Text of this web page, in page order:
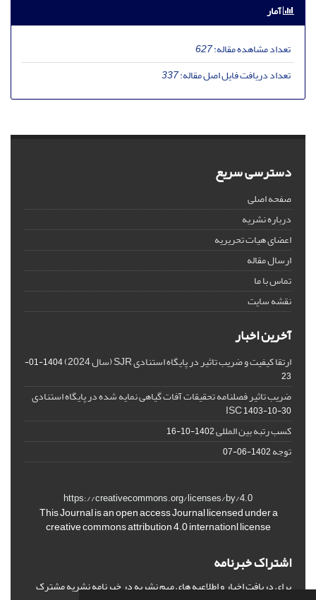
آمار
تعداد مشاهده مقاله:627
تعداد دریافت فایل اصل مقاله:337
دسترسی سریع
صفحه اصلی
درباره نشریه
اعضای هیات تحریریه
ارسال مقاله
تماس با ما
نقشه سایت
آخرین اخبار
ارتقا کیفیت و ضریب تاثیر در پایگاه استنادی SJR (سال 2024)
1404-01-
23
ضریب تاثیر فصلنامه تحقیقات آفات گیاهی نمایه شده در پایگاه استنادی
ISC1403-10-30
کسب رتبه بین المللی1402-10-16
توجه1402-06-07
https://creativecommons.org/licenses/by/4.0
This Journal is an open access Journal licensed under a
creative commons attribution 4.0 internationl license
اشتراک خبرنامه
برای دریافت اخبار و اطلاعیه های مهم نشریه در خبرنامه نشریه مشترک